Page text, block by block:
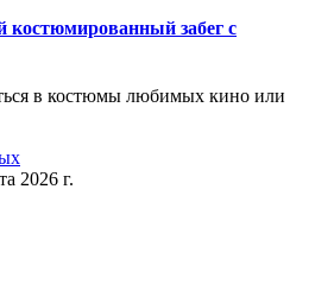
костюмированный забег с
в костюмы любимых кино или
2026 г.